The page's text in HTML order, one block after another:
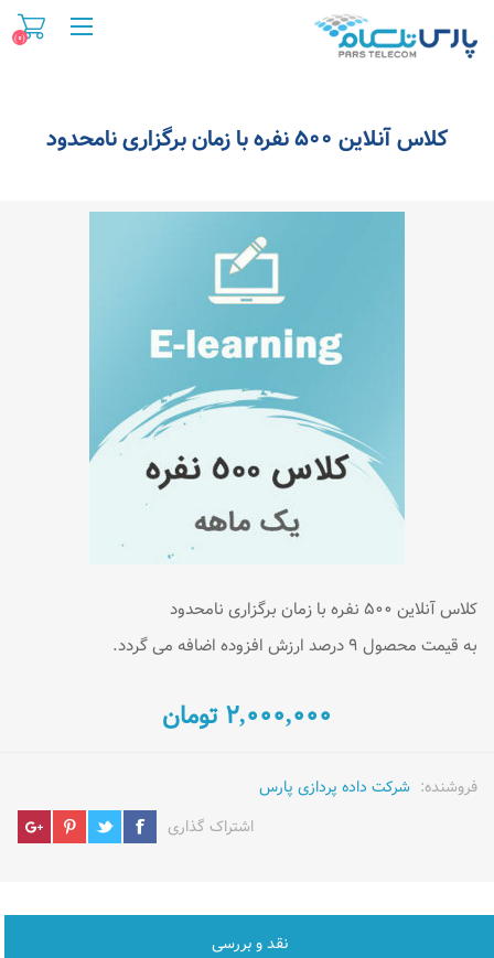
(۰)
کلاس آنلاین ۵۰۰ نفره با زمان برگزاری نامحدود
کلاس آنلاین ۵۰۰ نفره با زمان برگزاری نامحدود
به قیمت محصول ۹ درصد ارزش افزوده اضافه می گردد.
۲,۰۰۰,۰۰۰ تومان
فروشنده: شرکت داده پردازی پارس
اشتراک گذاری
نقد و بررسی